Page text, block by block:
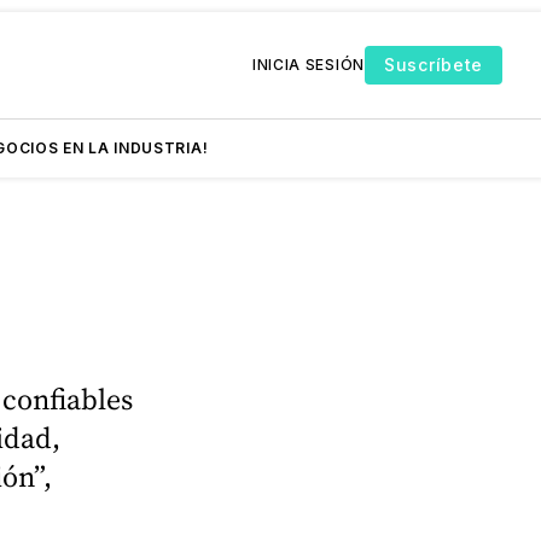
INICIA SESIÓN Suscríbete
EN LA INDUSTRIA!